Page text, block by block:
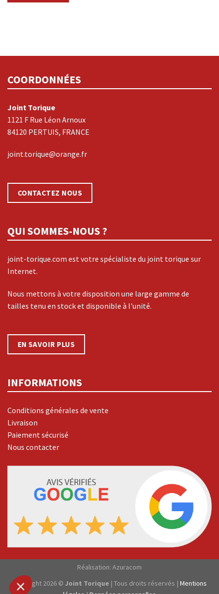
COORDONNÉES
Joint Torique
1121 F Rue Léon Arnoux
84120 PERTUIS, FRANCE
joint.torique@orange.fr
CONTACTEZ NOUS
QUI SOMMES-NOUS ?
joint-torique.com est votre spécialiste du joint torique sur
Internet.
Nous mettons à votre disposition une large gamme de
tailles tenu en stock et disponible à l'unité.
EN SAVOIR PLUS
INFORMATIONS
Conditions générales de vente
Livraison
Paiement sécurisé
Nous contacter
Réalisation: Azuracom
Copyright 2026 © Joint Torique| Tous droits réservés | Mentions
des Cookies
Joint-Torique.com utilise des cookies nécessaires au bon fonctionnement
du site. D’autres catégories de cookies peuvent être utilisées pour
personnaliser, réaliser des analyses, afin d'optimiser notre offre. Votre
consentement peut être retiré à tout moment depuis cette fenêtre en
Consentements certifiés par